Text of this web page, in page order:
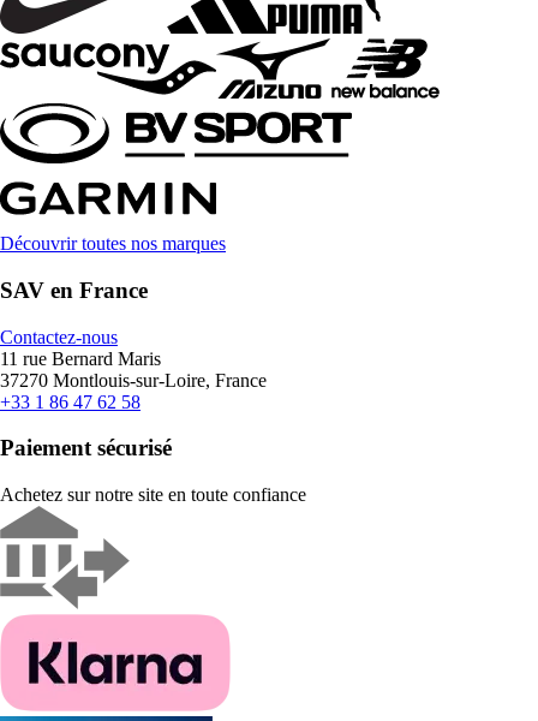
Découvrir toutes nos marques
SAV en France
Contactez-nous
11 rue Bernard Maris
37270 Montlouis-sur-Loire, France
+33 1 86 47 62 58
Paiement sécurisé
Achetez sur notre site en toute confiance